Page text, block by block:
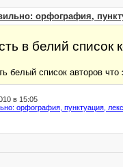
орфография,
в белий список
белый список авторов что
в 15:05
орфография, пунктуация,